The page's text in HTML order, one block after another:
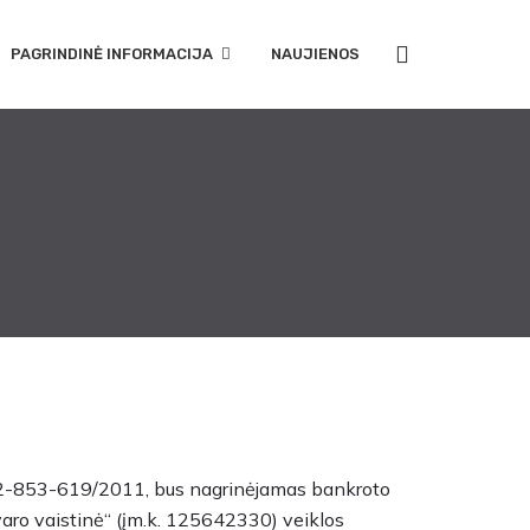
PAGRINDINĖ INFORMACIJA NAUJIENOS
853-619/2011, bus nagrinėjamas bankroto
vaistinė“ (įm.k. 125642330) veiklos